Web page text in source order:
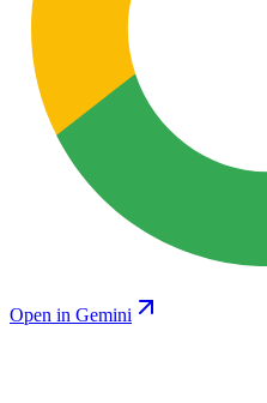
Open in Gemini